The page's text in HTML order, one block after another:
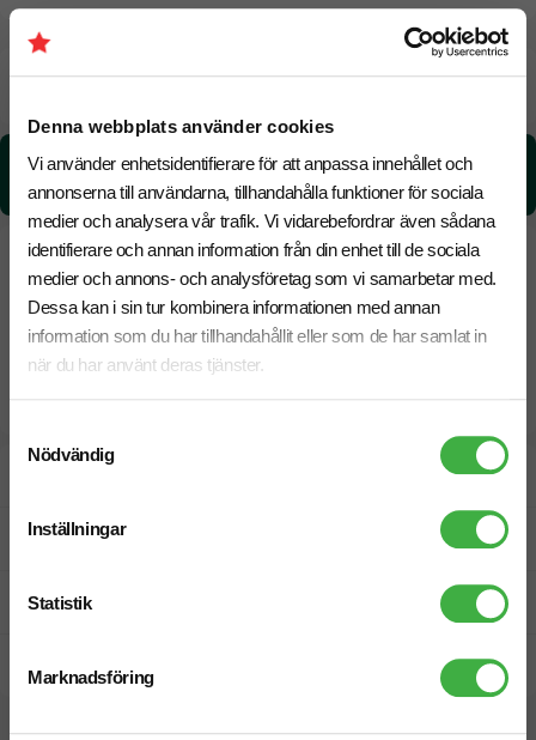
Denna webbplats använder cookies
Vi använder enhetsidentifierare för att anpassa innehållet och
annonserna till användarna, tillhandahålla funktioner för sociala
medier och analysera vår trafik. Vi vidarebefordrar även sådana
identifierare och annan information från din enhet till de sociala
medier och annons- och analysföretag som vi samarbetar med.
Dessa kan i sin tur kombinera informationen med annan
information som du har tillhandahållit eller som de har samlat in
när du har använt deras tjänster.
Nödvändig
Inställningar
Statistik
Marknadsföring
Beräknad leveranstid: 6 arbetsdagar
CO₂e -avtryck:
1,3442 kg CO₂e / per styck
Fri offert
Prisgaranti
Snabb leverans